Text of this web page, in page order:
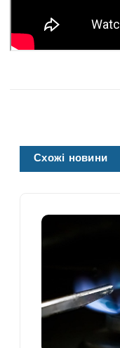
Схожі новини